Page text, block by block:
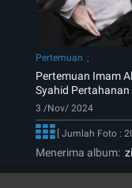
Pertemuan
Pertemuan Imam
Syahid Pertahanan
3 /Nov/ 2024
[ Jumlah Foto : 20
Menerima album: